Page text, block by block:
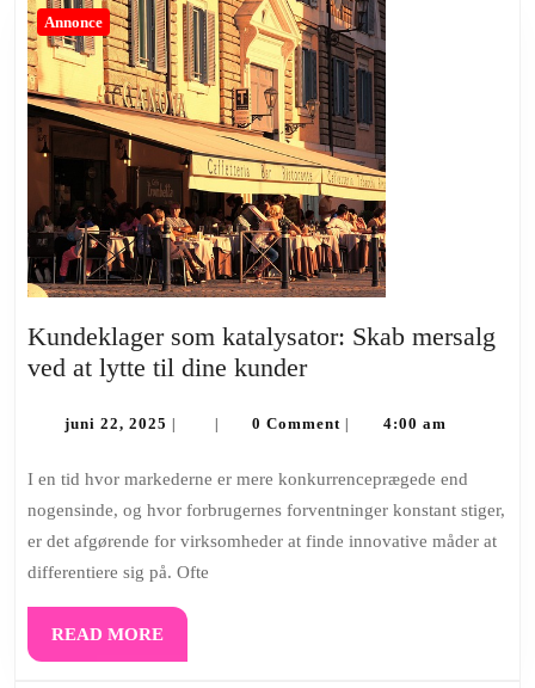
Annonce
Kundeklager som katalysator: Skab mersalg
ved at lytte til dine kunderKundeklager
katalysator:
mersalg
ved
at
juni 22, 2025 juni
0 Comment 4:00 am
I en tid hvor markederne er mere konkurrenceprægede end
nogensinde, og hvor forbrugernes forventninger konstant stiger,
er det afgørende for virksomheder at finde innovative måder at
differentiere sig på. Ofte
READ MOREREAD
MORE